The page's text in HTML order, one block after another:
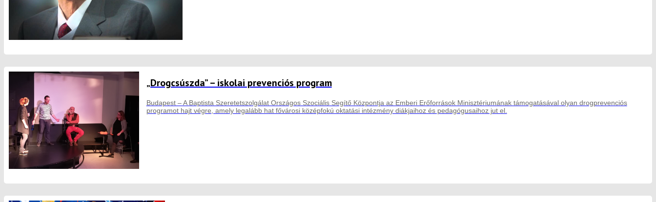
„Drogcsúszda” – iskolai prevenciós program
Budapest – A Baptista Szeretetszolgálat Országos Szociális Segítő Központja az Emberi Erőforrások Minisztériumának támogatásával olyan drogprevenciós
programot hajt végre, amely legalább hat fővárosi középfokú oktatási intézmény diákjaihoz és pedagógusaihoz jut el.